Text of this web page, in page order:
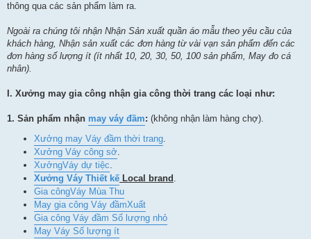
thông qua các sản phẩm làm ra.
Ngoài ra chúng tôi nhận Nhận Sản xuất quần áo mẫu theo yêu cầu của
khách hàng, Nhận sản xuất các đơn hàng từ vài vạn sản phẩm đến các
đơn hàng số lượng ít (ít nhất 10, 20, 30, 50, 100 sản phẩm, May đo cá
nhân).
I. Xưởng may gia công nhận gia công thời trang các loại như:
1. Sản phẩm nhận may váy đầm: (không nhận làm hàng chợ).
Xưởng may Váy đầm thời trang.
Xưởng Váy công sở.
XưởngVáy dự tiệc.
Xưởng Váy Thiết kế Local brand .
Gia côngVáy Mùa Thu
May gia công Váy đầmXuất
Gia công Váy đầm Số lượng nhỏ
May Váy Số lượng ít